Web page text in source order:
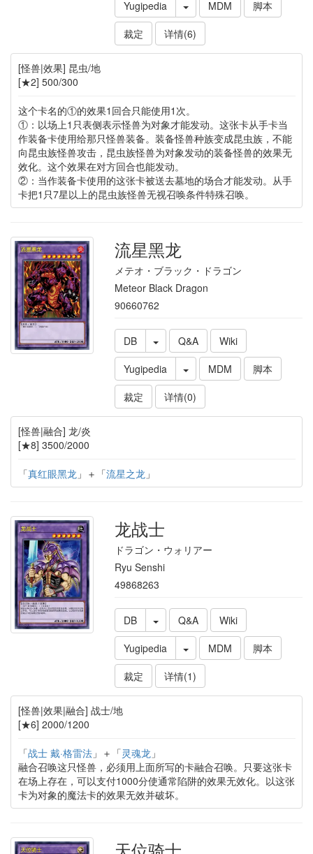
Yugipedia
MDM
脚本
裁定
详情(6)
[怪兽|效果] 昆虫/地
[★2] 500/300
这个卡名的①的效果1回合只能使用1次。
①：以场上1只表侧表示怪兽为对象才能发动。这张卡从手卡当
作装备卡使用给那只怪兽装备。装备怪兽种族变成昆虫族，不能
向昆虫族怪兽攻击，昆虫族怪兽为对象发动的装备怪兽的效果无
效化。这个效果在对方回合也能发动。
②：当作装备卡使用的这张卡被送去墓地的场合才能发动。从手
卡把1只7星以上的昆虫族怪兽无视召唤条件特殊召唤。
流星黑龙
メテオ・ブラック・ドラゴン
Meteor Black Dragon
90660762
DB Q&A
Wiki
Yugipedia
MDM
脚本
裁定
详情(0)
[怪兽|融合] 龙/炎
[★8] 3500/2000
「真红眼黑龙 」＋「流星之龙 」
龙战士
ドラゴン・ウォリアー
Ryu Senshi
49868263
DB Q&A
Wiki
Yugipedia
MDM
脚本
裁定
详情(1)
[怪兽|效果|融合] 战士/地
[★6] 2000/1200
「战士 戴·格雷法」＋「灵魂龙 」
融合召唤这只怪兽，必须用上面所写的卡融合召唤。只要这张卡
在场上存在，可以支付1000分使通常陷阱的效果无效化。以这张
卡为对象的魔法卡的效果无效并破坏。